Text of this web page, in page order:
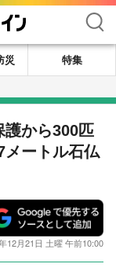
検索
災
特集
護から300匹
ートル石仏
12月21日 土曜 午前10:00